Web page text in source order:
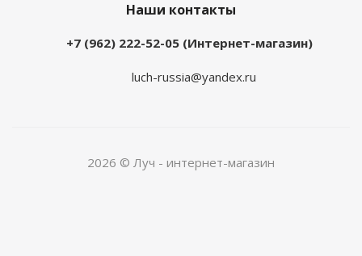
Наши контакты
+7 (962) 222-52-05 (Интернет-магазин)
luch-russia@yandex.ru
2026 © Луч - интернет-магазин